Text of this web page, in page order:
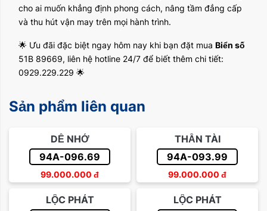
cho ai muốn khẳng định phong cách, nâng tầm đẳng cấp
và thu hút vận may trên mọi hành trình.
🌟 Ưu đãi đặc biệt ngay hôm nay khi bạn đặt mua Biển số
51B 89669, liên hệ hotline 24/7 để biết thêm chi tiết:
0929.229.229 🌟
Sản phẩm liên quan
DỄ NHỚ
94A-096.69
99.000.000 đ
THẦN TÀI
94A-093.99
99.000.000 đ
LỘC PHÁT
LỘC PHÁT